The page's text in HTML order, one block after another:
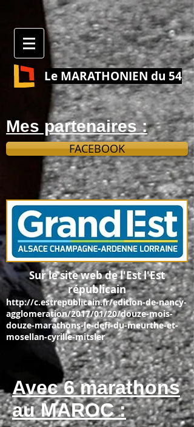
Le MARATHONIEN du 54
Mes partenaires :
FACEBOOK
Sur le site web de l'Est l'Est
républicain
http://c.estrepublicain.fr/edition-de-nancy-
agglomeration/2017/01/20/douze-mois-
douze-marathons-le-defi-du-meurthe-et-
mosellan-cyrille-mitsler
Avec 6 marathons
au MAROC :